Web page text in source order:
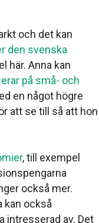
och det kan
den svenska
här. Anna kan
på små- och
en något högre
att se till så att hon
, till exempel
också mer.
kan också
intresserad av. Det